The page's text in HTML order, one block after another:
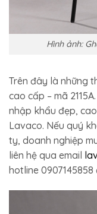
Hình ảnh:
Trên đây là những
cao cấp – mã
nhập khẩu đẹp,
Lavaco. Nếu quý
ty, doanh nghiệp
liên hệ qua email
hotline